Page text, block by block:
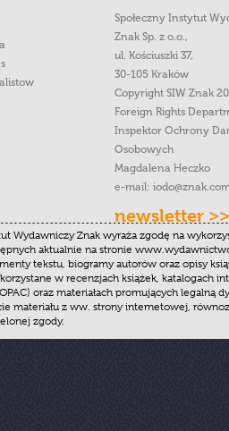
Społeczny Instytut
Znak Sp. z o.o.,
ul. Kościuszki 37,
30-105 Kraków
Copyright SIW Znak
Foreign Rights
Inspektor Ochrony
Osobowych
Magdalena Heczko
e-mail:
newsletter >>
Wydawniczy Znak wyraża zgodę na
aktualnie na stronie
tekstu, biogramy autorów oraz opisy
w recenzjach książek, katalogach
oraz materiałach promujących legalną
materiału z ww. strony internetowej,
zgody.